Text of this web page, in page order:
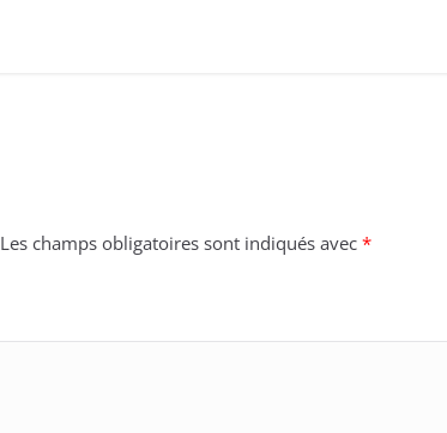
Les champs obligatoires sont indiqués avec *